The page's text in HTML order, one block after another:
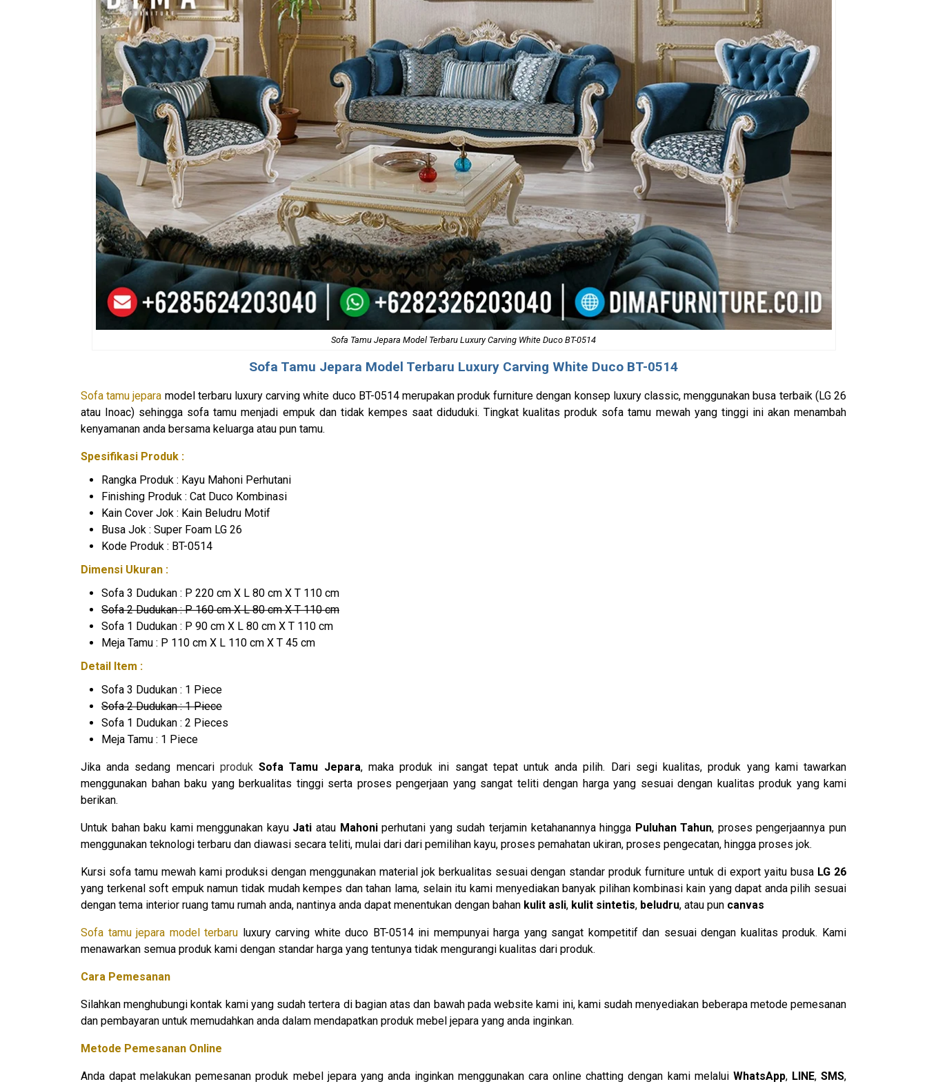
Sofa Tamu Jepara Model Terbaru Luxury Carving White Duco BT-0514
Sofa Tamu Jepara Model Terbaru Luxury Carving White Duco BT-0514
Sofa tamu jepara model terbaru luxury carving white duco BT-0514 merupakan produk furniture dengan konsep luxury classic, menggunakan busa terbaik (LG 26
atau Inoac) sehingga sofa tamu menjadi empuk dan tidak kempes saat diduduki. Tingkat kualitas produk sofa tamu mewah yang tinggi ini akan menambah
kenyamanan anda bersama keluarga atau pun tamu.
Spesifikasi Produk :
Rangka Produk : Kayu Mahoni Perhutani
Finishing Produk : Cat Duco Kombinasi
Kain Cover Jok : Kain Beludru Motif
Busa Jok : Super Foam LG 26
Kode Produk : BT-0514
Dimensi Ukuran :
Sofa 3 Dudukan : P 220 cm X L 80 cm X T 110 cm
Sofa 2 Dudukan : P 160 cm X L 80 cm X T 110 cm
Sofa 1 Dudukan : P 90 cm X L 80 cm X T 110 cm
Meja Tamu : P 110 cm X L 110 cm X T 45 cm
Detail Item :
Sofa 3 Dudukan : 1 Piece
Sofa 2 Dudukan : 1 Piece
Sofa 1 Dudukan : 2 Pieces
Meja Tamu : 1 Piece
Jika anda sedang mencariprodukSofa Tamu Jepara, maka produk ini sangat tepat untuk anda pilih. Dari segi kualitas, produk yang kami tawarkan
menggunakan bahan baku yang berkualitas tinggi serta proses pengerjaan yang sangat teliti dengan harga yang sesuai dengan kualitas produk yang kami
berikan.
Untuk bahan baku kami menggunakan kayu Jati atau Mahoniperhutani yang sudah terjamin ketahanannya hingga Puluhan Tahun, proses pengerjaannya pun
menggunakan teknologi terbaru dan diawasi secara teliti, mulai dari dari pemilihan kayu, proses pemahatan ukiran, proses pengecatan, hingga proses jok.
Kursi sofa tamu mewah kami produksi dengan menggunakan material jok berkualitas sesuai dengan standar produk furniture untuk di export yaitu busa LG 26
yang terkenal soft empuk namun tidak mudah kempes dan tahan lama, selain itu kami menyediakan banyak pilihan kombinasi kain yang dapat anda pilih sesuai
dengan tema interior ruang tamu rumah anda, nantinya anda dapat menentukan dengan bahan kulit asli, kulit sintetis, beludru, atau pun canvas
Sofa tamu jepara model terbaru luxury carving white duco BT-0514 ini mempunyai harga yang sangat kompetitif dan sesuai dengan kualitas produk. Kami
menawarkan semua produk kami dengan standar harga yang tentunya tidak mengurangi kualitas dari produk.
Cara Pemesanan
Silahkan menghubungi kontak kami yang sudah tertera di bagian atas dan bawah pada website kami ini, kami sudah menyediakan beberapa metode pemesanan
dan pembayaran untuk memudahkan anda dalam mendapatkan produk mebel jepara yang anda inginkan.
Metode Pemesanan Online
Anda dapat melakukan pemesanan produk mebel jepara yang anda inginkan menggunakan cara online chatting dengan kami melalui WhatsApp, LINE,SMS,